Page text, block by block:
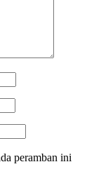
peramban ini